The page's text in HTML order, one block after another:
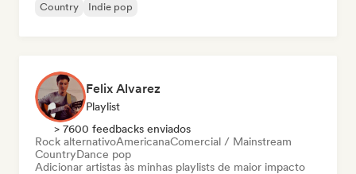
Country
Indie pop
Felix Alvarez
Playlist
> 7600 feedbacks enviados
Rock alternativoAmericanaComercial / Mainstream
CountryDance pop
Adicionar artistas às minhas playlists de maior impacto